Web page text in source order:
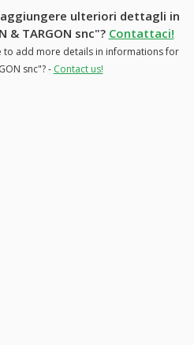
ulteriori dettagli in
& TARGON snc"? Contattaci!
add more details in informations for
snc"? - Contact us!